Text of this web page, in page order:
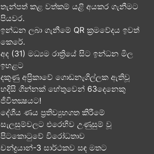
තැන්පත් කළ​ වත්කම් යළි අයකර ගැනීමට
පියවර​.
ඉන්ධන ලබා ගැනීමේ QR ක්‍රමවේදය ඉවත්
කෙරේ.
අද (31) මධ්‍යම රාත්‍රියේ සිට ඉන්ධන මිල
ඉහළට
දකුණු අප්‍රිකාවේ ගොඩනැගිල්ලක ඇතිවූ
හදිසි ගින්නක් හේතුවෙන් 63දෙනෙකු
ජීවිතක්‍ෂයට​!
දේශීය​ ණය ප්‍රතිව්‍යුහගත කිරීමේ
සැලසුම්වලට එරෙහිව උණුසුම් වූ
පිටකොටුවේ විරෝධතාව
චන්ද්‍රයාන්-3 සාර්ථකව සඳ මතට​